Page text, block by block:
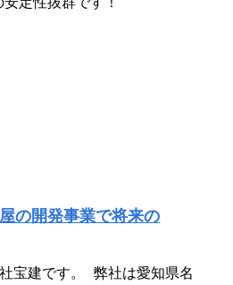
の開発事業で将来の
宝建です。 弊社は愛知県名